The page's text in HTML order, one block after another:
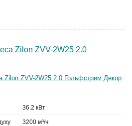
Zilon ZVV-2W25 2.0
36.2 кВт
3200 м³/ч